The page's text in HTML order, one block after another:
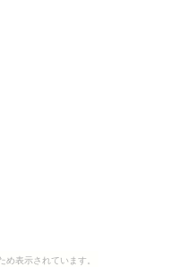
表示されています。